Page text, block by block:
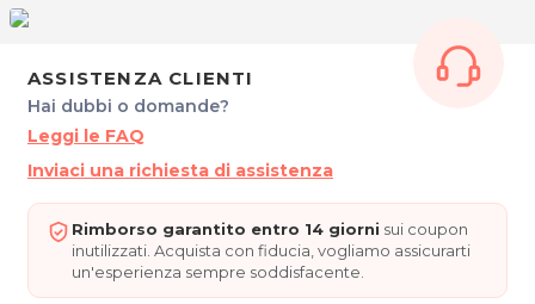
scrivi aposta@espevia.it
ASSISTENZA CLIENTI
Hai dubbi o domande?
Leggi le FAQ
Inviaci una richiesta di assistenza
Rimborso garantito entro 14 giorni sui coupon
inutilizzati. Acquista con fiducia, vogliamo assicurarti
un'esperienza sempre soddisfacente.